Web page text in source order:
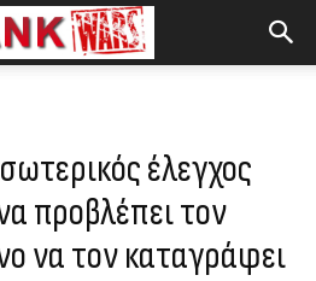
έλεγχος
προβλέπει τον
να τον καταγράφει